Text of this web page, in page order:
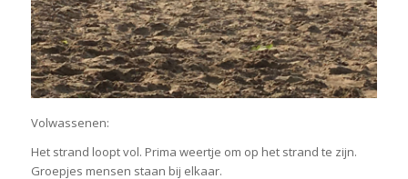
Volwassenen:
Het strand loopt vol. Prima weertje om op het strand te zijn.
Groepjes mensen staan bij elkaar.